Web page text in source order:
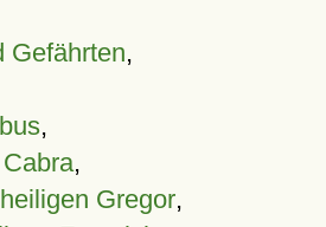
Gefährten,
,
,
Gregor,